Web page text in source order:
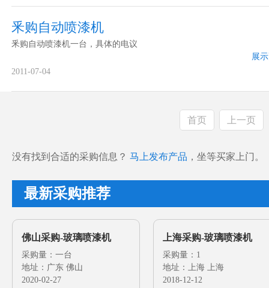
釆购自动喷漆机
釆购自动喷漆机一台，具体的电议
展
2011-07-04
首页 上一页
没有找到合适的采购信息？ 马上发布产品 ，坐等买家上门。
最新采购推荐
佛山采购-玻璃喷漆机
采购量：一台
地址：广东 佛山
2020-02-27
上海采购-玻璃喷漆机
采购量：1
地址：上海 上海
2018-12-12